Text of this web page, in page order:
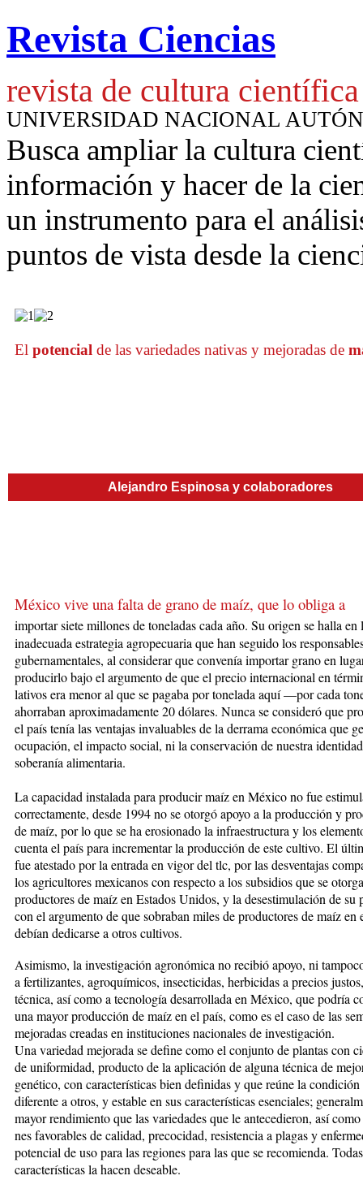
Revista Ciencias
revista de cultura científica
UNIVERSIDAD NACIONAL
Busca ampliar la cultura
información y hacer de la
un instrumento para el
puntos de vista desde la
El potencial de las variedades nativas y mejoradas de
Alejandro Espinosa y colaboradores
México vive una falta de grano de maíz, que lo obliga a
importar sietemillones detoneladas cada año. Su origen se ha­lla en
inadecuada estrategia agropecuaria que han se­gui­do los
gubernamentales, al considerar que convenía importar grano en
producirlo bajo el argumento de que el precio internacional en
lativos era menor al que se pagaba por tonelada aquí —por cada
ahorraban aproximadamente 20 dólares. Nunca se consideró que
el país tenía las ven­tajas invaluables de la derrama económica que
ocu­pación, el impacto social, ni la conservación de nuestra
soberanía alimentaria.
La capacidad instalada para producir maíz en México no fue
correctamente, desde 1994 no se otorgó apoyo a la producción y
de maíz, por lo que se ha erosionado la infraestructura y los
cuenta el país para incrementar la producción de este cultivo. El
fue atestado por la entrada en vi­gor del tlc, por las desventajas
los agri­cul­tores mexicanos con respecto a los subsidios que se
productores de maíz en Estados Unidos, y la des­es­ti­mu­lación de su
con el argumento de que so­braban miles de productores de maíz en
debían de­dicarse a otros cultivos.
Asimismo, la investigación agronómica no recibió apo­yo, ni
a fertilizantes, agroquímicos, in­sec­ticidas, herbicidas a precios
técnica, así como a tecnología desarrollada en México, que podría
una mayor producción de maíz en el país, como es el caso de las
mejoradas creadas en instituciones na­cionales de investigación.
Una variedad mejorada se define como el conjunto de plantas con
de uniformidad, producto de la apli­cación de alguna técnica de
genético, con ca­racterísticas bien definidas y que reúne la condición
diferente a otros, y estable en sus características esen­­cia­les;
mayor rendimiento que las va­rie­da­des que le antecedieron, así
nes favorables de calidad, precocidad, resistencia a plagas y
potencial de uso para las regiones para las que se recomienda.
características la ha­cen de­­seable.